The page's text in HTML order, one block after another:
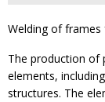
Welding of
The production of
elements,
structures. The